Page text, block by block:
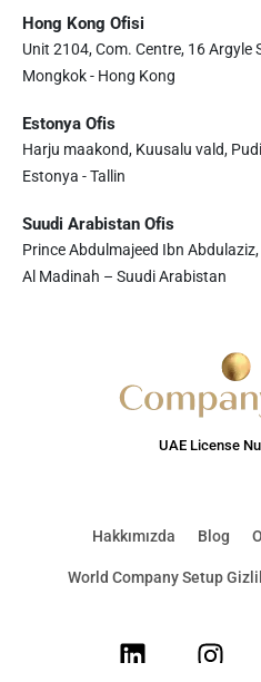
Hong Kong Ofisi
Unit 2104, Com. Centre, 16 Argyle
Mongkok - Hong Kong
Estonya Ofis
Harju maakond, Kuusalu vald,
Estonya - Tallin
Suudi Arabistan Ofis
Prince Abdulmajeed Ibn
Al Madinah – Suudi Arabistan
UAE License
Hakkımızda Blog
World Company Setup